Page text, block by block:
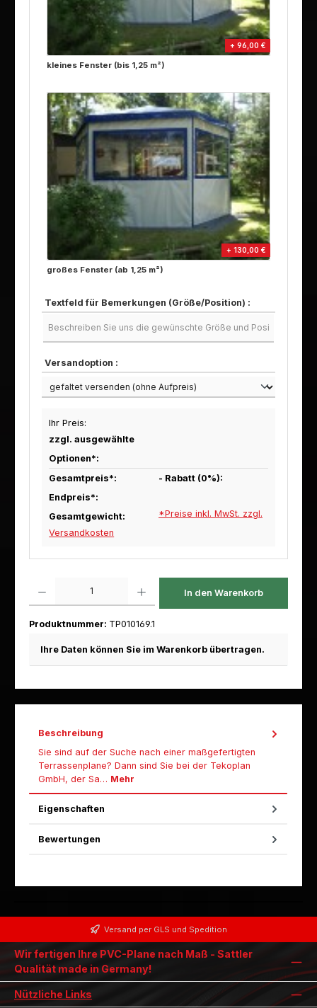
+ 96,00 €
kleines Fenster (bis 1,25 m²)
+ 130,00 €
großes Fenster (ab 1,25 m²)
Textfeld für Bemerkungen (Größe/Position) :
Versandoption :
Ihr Preis:
zzgl. ausgewählte
Optionen*:
Gesamtpreis*:
- Rabatt (0%):
Endpreis*:
Gesamtgewicht:
*Preise inkl. MwSt. zzgl.
Versandkosten
In den Warenkorb
Produktnummer: TP010169.1
Ihre Daten können Sie im Warenkorb übertragen.
Beschreibung
Sie sind auf der Suche nach einer maßgefertigten
Terrassenplane? Dann sind Sie bei der Tekoplan
GmbH, der Sa… Mehr
Eigenschaften
Bewertungen
Versand per GLS und Spedition
Wir fertigen Ihre PVC-Plane nach Maß - Sattler
Qualität made in Germany!
Nützliche Links